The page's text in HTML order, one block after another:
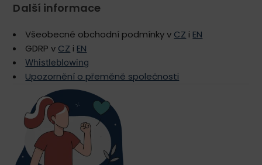
Další informace
Všeobecné obchodní podmínky v CZ i EN
GDRP v CZ i EN
Whistleblowing
Upozornění o přeměně společnosti